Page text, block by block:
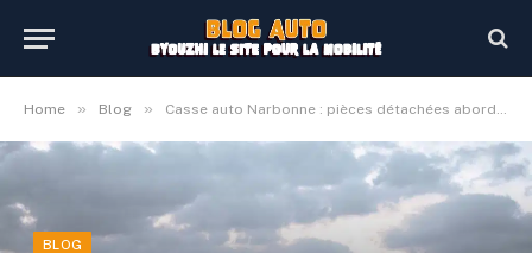
Home » Blog » Casse auto Narbonne : pièces détachées abordables et services rapides
BLOG